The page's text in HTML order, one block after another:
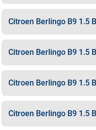
Citroen Berlingo B9 1.5
Citroen Berlingo B9 1.5
Citroen Berlingo B9 1.5
Citroen Berlingo B9 1.5